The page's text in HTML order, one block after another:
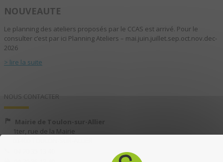
NOUVEAUTE
Le planning des ateliers proposés par le CCAS est arrivé. Pour le
consulter c’est par ici Planning Ateliers – mai.juin.juillet.sep.oct.nov.dec-
2026
> lire la suite
NOUS CONTACTER
Mairie de Toulon-sur-Allier
1ter, rue de la Mairie